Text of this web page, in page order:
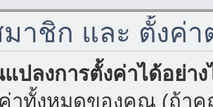
าชิก และ ตั้งค่า
ปลงการตั้งค่าได้อย่าง
าทั้งหมดของคุณ (ถ้าคุ